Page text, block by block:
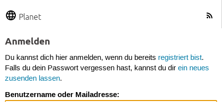
Planet
Anmelden
Du kannst dich hier anmelden, wenn du bereits registriert bist.
Falls du dein Passwort vergessen hast, kannst du dir ein neues
zusenden lassen.
Benutzername oder Mailadresse: